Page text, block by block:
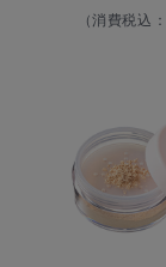
（消費税込